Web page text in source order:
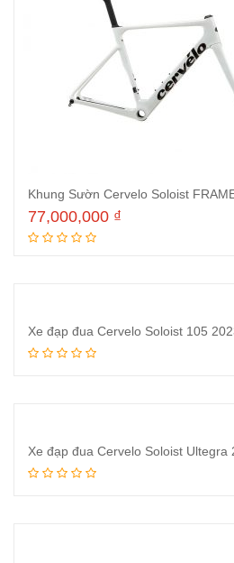
Khung Sườn Cervelo Soloist
77,000,000 ₫
Xe đạp đua Cervelo Soloist 105
Xe đạp đua Cervelo Soloist Ultegra